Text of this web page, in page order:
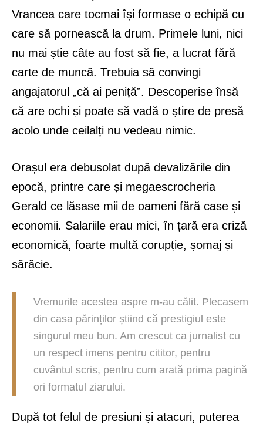
Vrancea care tocmai își formase o echipă cu
care să pornească la drum. Primele luni, nici
nu mai știe câte au fost să fie, a lucrat fără
carte de muncă. Trebuia să convingi
angajatorul „că ai peniță”. Descoperise însă
că are ochi și poate să vadă o știre de presă
acolo unde ceilalți nu vedeau nimic.
Orașul era debusolat după devalizările din
epocă, printre care și megaescrocheria
Gerald ce lăsase mii de oameni fără case și
economii. Salariile erau mici, în țară era criză
economică, foarte multă corupție, șomaj și
sărăcie.
Vremurile acestea aspre m-au călit. Plecasem
din casa părinților știind că prestigiul este
singurul meu bun. Am crescut ca jurnalist cu
un respect imens pentru cititor, pentru
cuvântul scris, pentru cum arată prima pagină
ori formatul ziarului.
După tot felul de presiuni și atacuri, puterea